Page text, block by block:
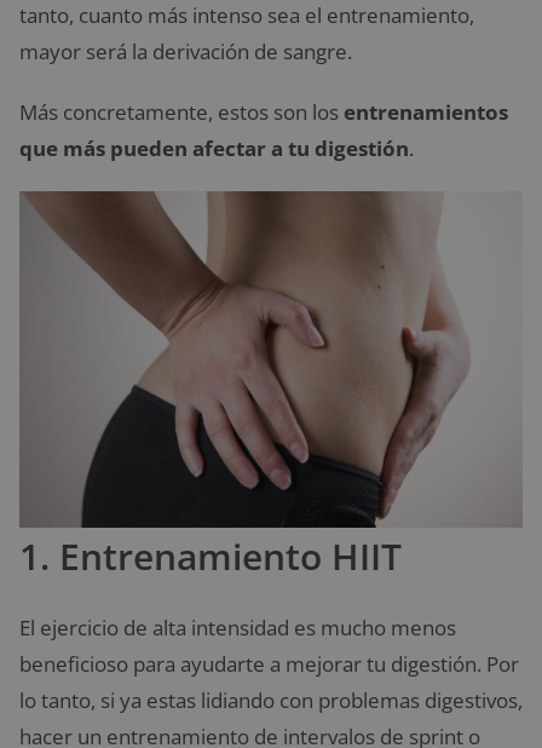
tanto, cuanto más intenso sea el entrenamiento,
mayor será la derivación de sangre.
Más concretamente, estos son los entrenamientos
que más pueden afectar a tu digestión.
1. Entrenamiento HIIT
El ejercicio de alta intensidad es mucho menos
beneficioso para ayudarte a mejorar tu digestión. Por
lo tanto, si ya estas lidiando con problemas digestivos,
hacer un entrenamiento de intervalos de sprint o